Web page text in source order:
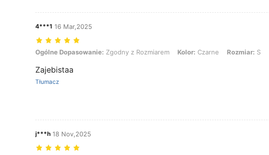
4***1 16 Mar,2025
Ogólne Dopasowanie: Zgodny z Rozmiarem, Kolor: Czarne, Rozmiar: S
Ogólne Dopasowanie: Zgodny z Rozmiarem Kolor: Czarne Rozmiar: S
Zajebistaa
Tłumacz
j***h 18 Nov,2025